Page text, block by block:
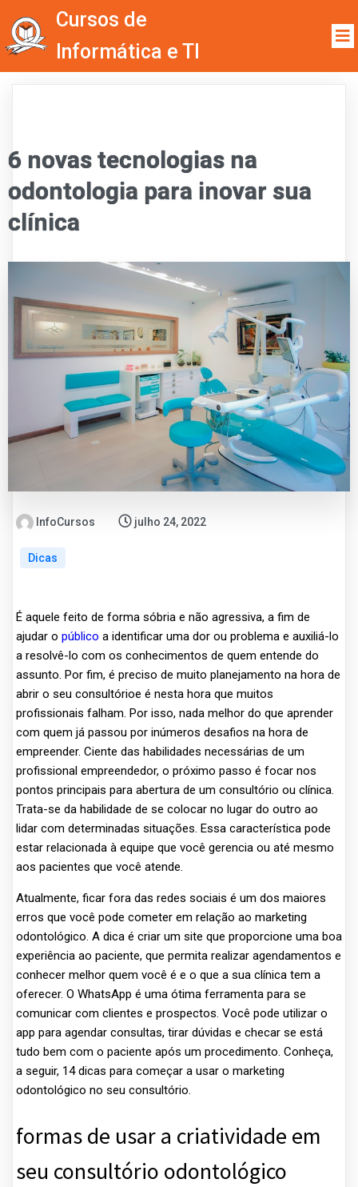
Cursos de
Informática e TI
6 novas tecnologias na
odontologia para inovar sua
clínica
InfoCursos julho 24, 2022
Dicas
É aquele feito de forma sóbria e não agressiva, a fim de
ajudar o público a identificar uma dor ou problema e auxiliá-lo
a resolvê-lo com os conhecimentos de quem entende do
assunto. Por fim, é preciso de muito planejamento na hora de
abrir o seu consultórioe é nesta hora que muitos
profissionais falham. Por isso, nada melhor do que aprender
com quem já passou por inúmeros desafios na hora de
empreender. Ciente das habilidades necessárias de um
profissional empreendedor, o próximo passo é focar nos
pontos principais para abertura de um consultório ou clínica.
Trata-se da habilidade de se colocar no lugar do outro ao
lidar com determinadas situações. Essa característica pode
estar relacionada à equipe que você gerencia ou até mesmo
aos pacientes que você atende.
Atualmente, ficar fora das redes sociais é um dos maiores
erros que você pode cometer em relação ao marketing
odontológico. A dica é criar um site que proporcione uma boa
experiência ao paciente, que permita realizar agendamentos e
conhecer melhor quem você é e o que a sua clínica tem a
oferecer. O WhatsApp é uma ótima ferramenta para se
comunicar com clientes e prospectos. Você pode utilizar o
app para agendar consultas, tirar dúvidas e checar se está
tudo bem com o paciente após um procedimento. Conheça,
a seguir, 14 dicas para começar a usar o marketing
odontológico no seu consultório.
formas de usar a criatividade em
seu consultório odontológico